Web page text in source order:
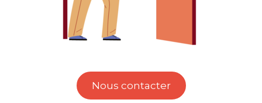
Nous contacter